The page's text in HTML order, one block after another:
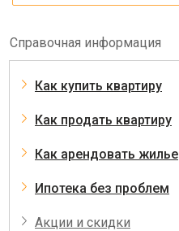
Справочная информация
Как купить квартиру
Как продать квартиру
Как арендовать жилье
Ипотека без проблем
Акции и скидки